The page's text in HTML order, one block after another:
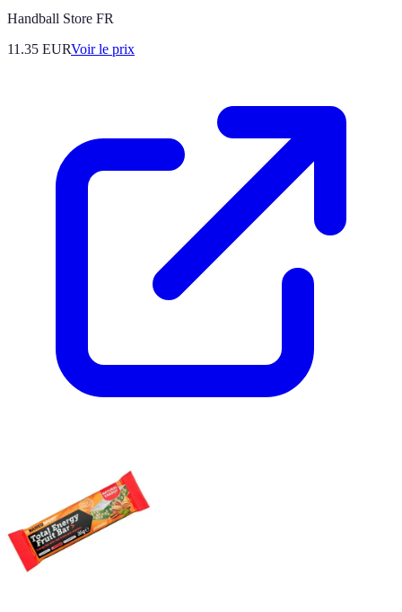
Handball Store FR
11.35 EURVoir le prix